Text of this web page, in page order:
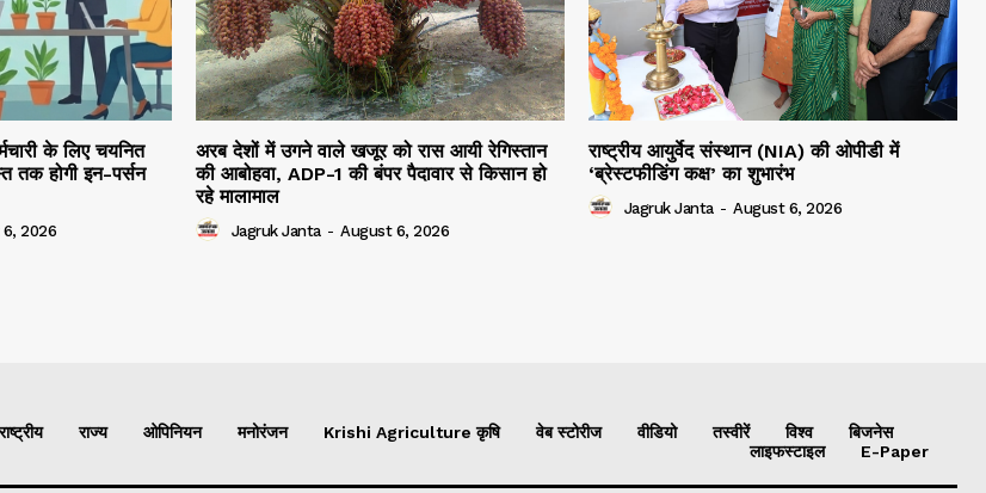
के लिए चयनित
तक होगी इन-पर्सन
2026
अरब देशों में उगने वाले खजूर को रास आयी रेगिस्तान
की आबोहवा, ADP-1 की बंपर पैदावार से किसान हो
रहे मालामाल
Jagruk Janta - August 6, 2026
राष्ट्रीय आयुर्वेद संस्थान (NIA) की ओपीडी में
‘ब्रेस्टफीडिंग कक्ष’ का शुभारंभ
Jagruk Janta - August 6, 2026
राष्ट्रीय राज्य ओपिनियन मनोरंजन Krishi Agriculture कृषि वेब स्टोरीज वीडियो तस्वीरें विश्व
बिजनेस
लाइफस्टाइल
E-Paper